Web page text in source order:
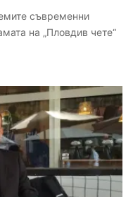
съвременни
на „Пловдив чете“